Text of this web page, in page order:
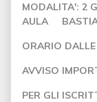
MODALITA': 2
AULA
ORARIO
AVVISO
PER GLI